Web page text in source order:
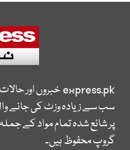
express.pkخبروں اور
سب سے زیادہ وزٹ کی جانے
پر شائع شدہ تمام مواد کے
گروپ محفوظ ہیں۔